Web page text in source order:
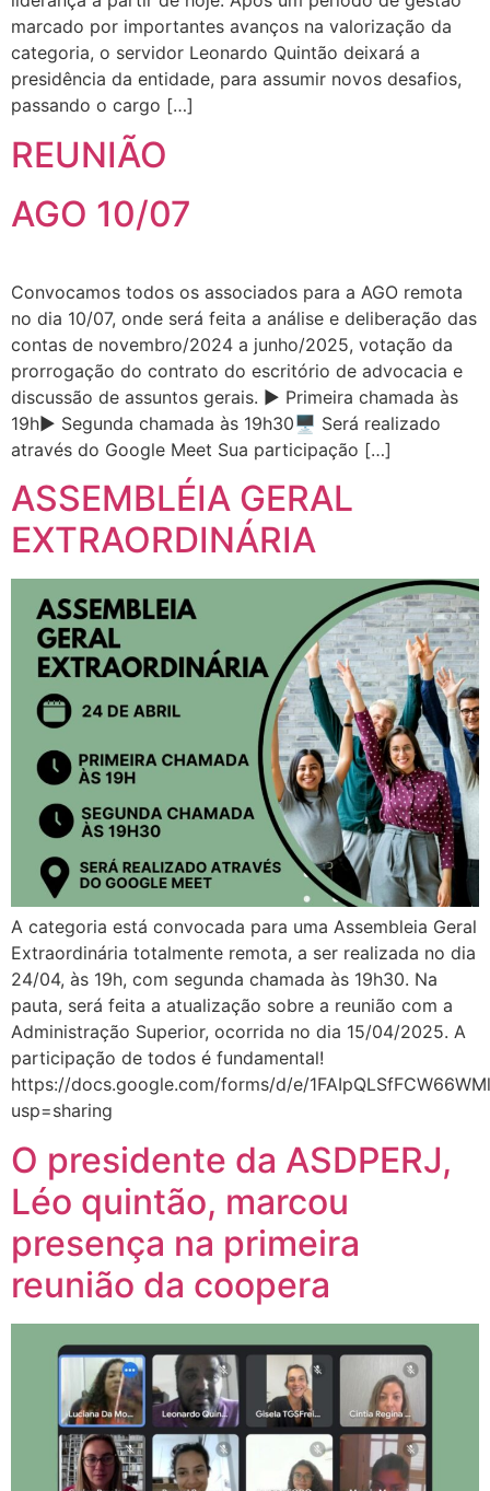
marcado por importantes avanços na valorização da
categoria, o servidor Leonardo Quintão deixará a
presidência da entidade, para assumir novos desafios,
passando o cargo […]
REUNIÃO
AGO 10/07
Convocamos todos os associados para a AGO remota
no dia 10/07, onde será feita a análise e deliberação das
contas de novembro/2024 a junho/2025, votação da
prorrogação do contrato do escritório de advocacia e
discussão de assuntos gerais. ▶️ Primeira chamada às
19h▶️ Segunda chamada às 19h30🖥️ Será realizado
através do Google Meet Sua participação […]
ASSEMBLÉIA GERAL
EXTRAORDINÁRIA
A categoria está convocada para uma Assembleia Geral
Extraordinária totalmente remota, a ser realizada no dia
24/04, às 19h, com segunda chamada às 19h30. Na
pauta, será feita a atualização sobre a reunião com a
Administração Superior, ocorrida no dia 15/04/2025. A
participação de todos é fundamental!
https://docs.google.com/forms/d/e/
usp=sharing
O presidente da ASDPERJ,
Léo quintão, marcou
presença na primeira
reunião da coopera